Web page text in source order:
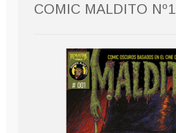
COMIC MALDITO Nº1